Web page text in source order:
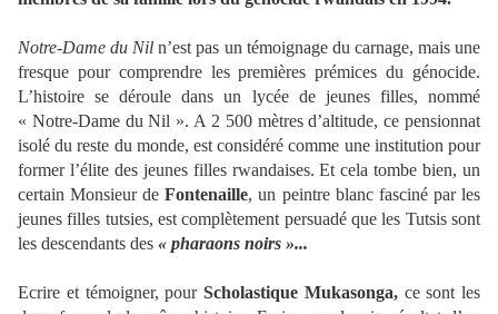
Notre-Dame du Nil n’est pas un témoignage du carnage, mais une
fresque pour comprendre les premières prémices du génocide.
L’histoire se déroule dans un lycée de jeunes filles, nommé
« Notre-Dame du Nil ». A 2 500 mètres d’altitude, ce pensionnat
isolé du reste du monde, est considéré comme une institution pour
former l’élite des jeunes filles rwandaises. Et cela tombe bien, un
certain Monsieur deFontenaille, un peintre blanc fasciné par les
jeunes filles tutsies, est complètement persuadé que les Tutsis sont
les descendants des « pharaons noirs »...
Ecrire et témoigner, pour Scholastique Mukasonga,ce sont les